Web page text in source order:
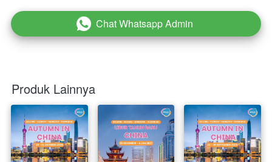
` Chat Whatsapp Admin
Produk Lainnya